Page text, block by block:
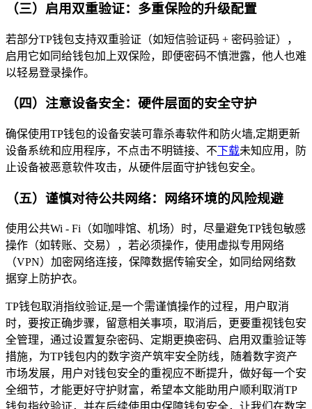
（三）启用双重验证：多重保险的升级配置
若部分TP钱包支持双重验证（如短信验证码 + 密码验证），
启用它如同给钱包加上双保险，即便密码不慎泄露，他人也难
以轻易登录操作。
（四）注意设备安全：硬件层面的安全守护
确保使用TP钱包的设备安装可靠杀毒软件和防火墙,定期更新
设备系统和应用程序，不点击不明链接、不下载未知应用，防
止设备被恶意软件攻击，从硬件层面守护钱包安全。
（五）谨慎对待公共网络：网络环境的风险规避
使用公共Wi - Fi（如咖啡馆、机场）时，尽量避免TP钱包敏感
操作（如转账、交易），若必须操作，使用虚拟专用网络
（VPN）加密网络连接，保障数据传输安全，如同给网络数
据穿上防护衣。
TP钱包取消指纹验证,是一个需谨慎操作的过程，用户取消
时，要按正确步骤，留意相关事项，取消后，更要重视钱包安
全管理，通过设置复杂密码、定期更换密码、启用双重验证等
措施，为TP钱包内的数字资产筑牢安全防线，随着数字资产
市场发展，用户对钱包安全的重视应不断提升，做好每一个安
全细节，才能更好守护财富，希望本文能助用户顺利取消TP